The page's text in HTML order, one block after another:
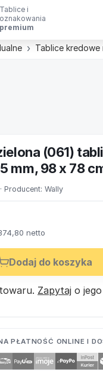
Tablice i
oznakowania
premium
Tablice kredowe
(061)
mm, 98 x 78
· Producent: Wally
netto
Dodaj do koszyka
Zapytaj o
PŁATNOŚĆ ONLINE I